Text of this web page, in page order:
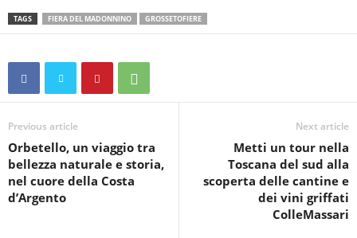
TAGS FIERA DEL MADONNINO GROSSETOFIERE
Previous article
Orbetello, un viaggio tra
bellezza naturale e storia,
nel cuore della Costa
d’Argento
Next article
Metti un tour nella
Toscana del sud alla
scoperta delle cantine e
dei vini griffati
ColleMassari